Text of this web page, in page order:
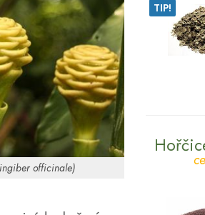
officinale)
TIP!